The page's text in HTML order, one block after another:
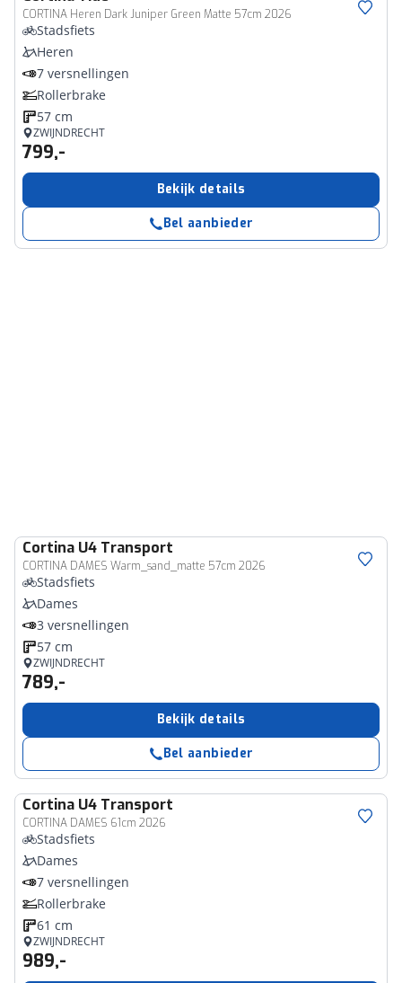
CORTINA Heren Dark Juniper Green Matte 57cm 2026
Stadsfiets
Heren
7 versnellingen
Rollerbrake
57 cm
ZWIJNDRECHT
799,-
Bekijk details
Bel aanbieder
Cortina U4 Transport
CORTINA DAMES Warm_sand_matte 57cm 2026
Stadsfiets
Dames
3 versnellingen
57 cm
ZWIJNDRECHT
789,-
Bekijk details
Bel aanbieder
Cortina U4 Transport
CORTINA DAMES 61cm 2026
Stadsfiets
Dames
7 versnellingen
Rollerbrake
61 cm
ZWIJNDRECHT
989,-